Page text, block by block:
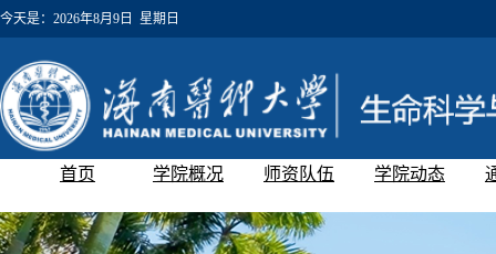
今天是： 2026年8月9日 星期日
首页 学院概况 师资队伍 学院动态